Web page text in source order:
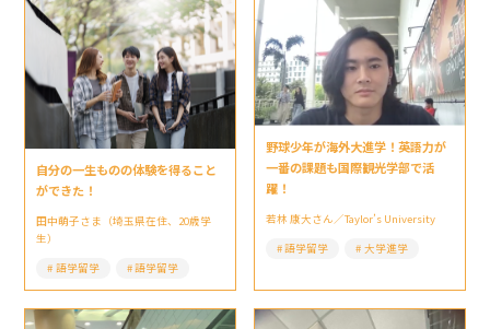
自分の一生ものの体験を得ること
ができた！
田中萌子さま（埼玉県在住、20歳学
生）
語学留学
語学留学
野球少年が海外大進学！英語力が
一番の課題も国際観光学部で活
躍！
若林 康大さん／Taylor’s University
語学留学
大学進学